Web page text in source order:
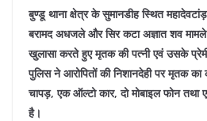
बुण्डू थाना क्षेत्र के सुमानडीह स्थित
बरामद अधजले और सिर कटा अज्ञात शव
खुलासा करते हुए मृतक की पत्नी एवं उसके
पुलिस ने आरोपितों की निशानदेही पर मृतक
चापड़, एक ऑल्टो कार, दो मोबाइल फोन तथा
है।